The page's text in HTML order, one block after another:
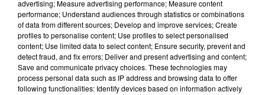
12h23
Les dernières infos sur la venue du
pape à Metz en septembre
advertising; Measure advertising performance; Measure content
performance; Understand audiences through statistics or combinations
of data from different sources; Develop and improve services; Create
profiles to personalise content; Use profiles to select personalised
content; Use limited data to select content; Ensure security, prevent and
detect fraud, and fix errors; Deliver and present advertising and content;
Save and communicate privacy choices. These technologies may
process personal data such as IP address and browsing data to offer
following functionalities: Identify devices based on information actively